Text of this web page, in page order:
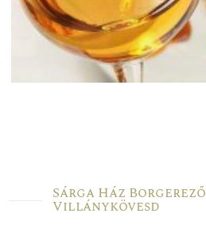
Sárga Ház Borgerező -
Villánykövesd